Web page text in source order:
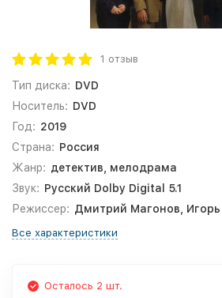
1 отзыв
Тип диска: DVD
Носитель: DVD
Год: 2019
Страна: Россия
Жанр: детектив, мелодрама
Звук: Русский Dolby Digital 5.1
Режиссер: Дмитрий Магонов,
Все характеристики
Осталось 2 шт.